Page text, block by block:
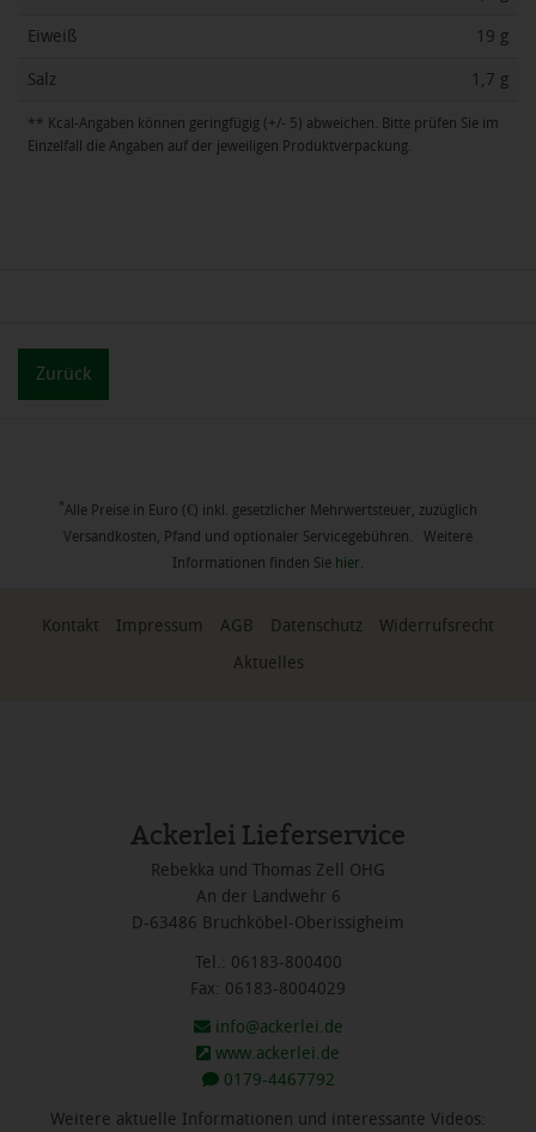
Eiweiß 19 g
Salz 1,7 g
** Kcal-Angaben können geringfügig (+/- 5) abweichen. Bitte prüfen Sie im
Einzelfall die Angaben auf der jeweiligen Produktverpackung.
Zurück
* Alle Preise in Euro (€) inkl. gesetzlicher Mehrwertsteuer, zuzüglich
Versandkosten, Pfand und optionaler Servicegebühren. Weitere
Informationen finden Sie hier
Kontakt Impressum AGB Datenschutz
Widerrufsrecht
Aktuelles
Ackerlei Lieferservice
Rebekka und Thomas Zell OHG
An der Landwehr 6
D-63486 Bruchköbel-Oberissigheim
Tel.: 06183-800400
Fax: 06183-8004029
info@ackerlei.de
www.ackerlei.de
0179-4467792
Weitere aktuelle Informationen und interessante Videos: